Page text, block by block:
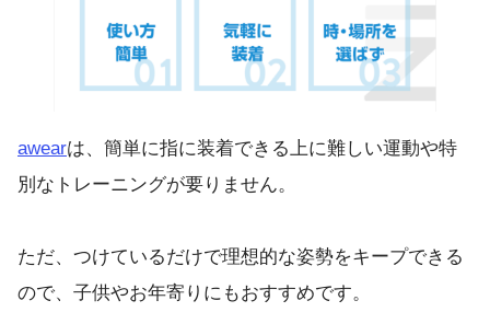
awearは、簡単に指に装着できる上に難しい運動や特
別なトレーニングが要りません。
ただ、つけているだけで理想的な姿勢をキープできる
ので、子供やお年寄りにもおすすめです。